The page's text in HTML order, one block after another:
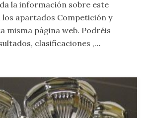
la información sobre este
apartados Competición y
misma página web. Podréis
clasificaciones ,…